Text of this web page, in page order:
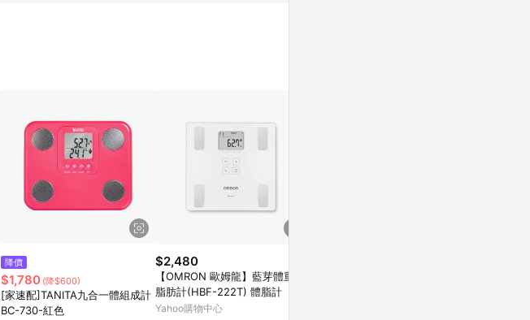
降價
$1,780 (降$600)
[家速配]TANITA九合一體組成計
BC-730-紅色
$2,480
【OMRON 歐姆龍】藍芽體重體
脂肪計(HBF-222T) 體脂計
Yahoo購物中心